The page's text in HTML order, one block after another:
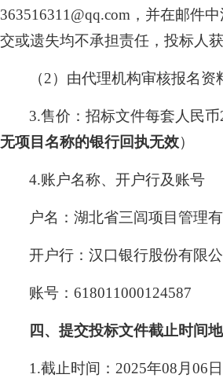
363516311@qq.com，并在邮件
交或遗失均不承担责任，投标人
（2）由代理机构审核报名
3.售价：招标文件每套人民
无项目名称的银行回执无效）
4.账户名称、开户行及账号
户名：湖北省三闾项目管理
开户行：汉口银行股份有限
账号：618011000124587
四、提交投标文件截止时间
1.截止时间：2025年08月06